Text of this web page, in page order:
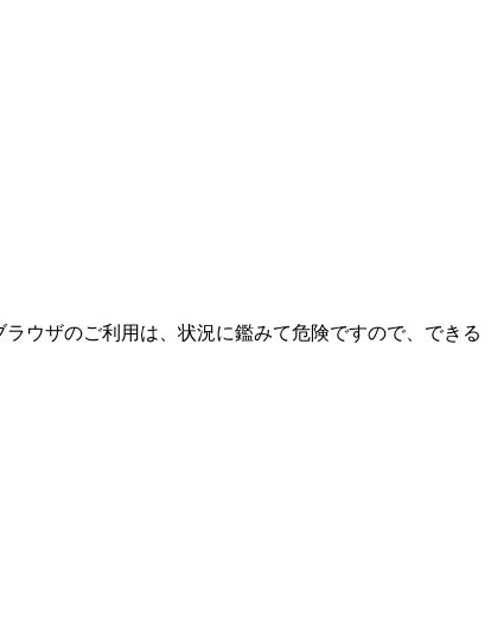
ウザのご利用は、状況に鑑みて危険ですので、できる